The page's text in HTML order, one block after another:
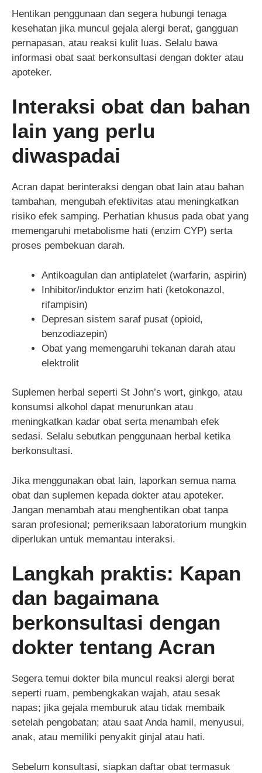
Hentikan penggunaan dan segera hubungi tenaga
kesehatan jika muncul gejala alergi berat, gangguan
pernapasan, atau reaksi kulit luas. Selalu bawa
informasi obat saat berkonsultasi dengan dokter atau
apoteker.
Interaksi obat dan bahan
lain yang perlu
diwaspadai
Acran dapat berinteraksi dengan obat lain atau bahan
tambahan, mengubah efektivitas atau meningkatkan
risiko efek samping. Perhatian khusus pada obat yang
memengaruhi metabolisme hati (enzim CYP) serta
proses pembekuan darah.
Antikoagulan dan antiplatelet (warfarin, aspirin)
Inhibitor/induktor enzim hati (ketokonazol,
rifampisin)
Depresan sistem saraf pusat (opioid,
benzodiazepin)
Obat yang memengaruhi tekanan darah atau
elektrolit
Suplemen herbal seperti St John’s wort, ginkgo, atau
konsumsi alkohol dapat menurunkan atau
meningkatkan kadar obat serta menambah efek
sedasi. Selalu sebutkan penggunaan herbal ketika
berkonsultasi.
Jika menggunakan obat lain, laporkan semua nama
obat dan suplemen kepada dokter atau apoteker.
Jangan menambah atau menghentikan obat tanpa
saran profesional; pemeriksaan laboratorium mungkin
diperlukan untuk memantau interaksi.
Langkah praktis: Kapan
dan bagaimana
berkonsultasi dengan
dokter tentang Acran
Segera temui dokter bila muncul reaksi alergi berat
seperti ruam, pembengkakan wajah, atau sesak
napas; jika gejala memburuk atau tidak membaik
setelah pengobatan; atau saat Anda hamil, menyusui,
anak, atau memiliki penyakit ginjal atau hati.
Sebelum konsultasi, siapkan daftar obat termasuk